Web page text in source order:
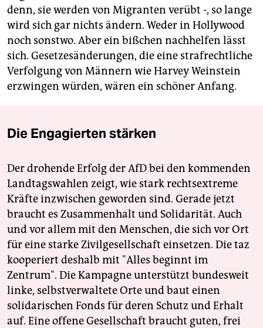
denn, sie werden von Migranten verübt -, so lange
wird sich gar nichts ändern. Weder in Hollywood
noch sonstwo. Aber ein bißchen nachhelfen lässt
sich. Gesetzesänderungen, die eine strafrechtliche
Verfolgung von Männern wie Harvey Weinstein
erzwingen würden, wären ein schöner Anfang.
Die Engagierten stärken
Der drohende Erfolg der AfD bei den kommenden
Landtagswahlen zeigt, wie stark rechtsextreme
Kräfte inzwischen geworden sind. Gerade jetzt
braucht es Zusammenhalt und Solidarität. Auch
und vor allem mit den Menschen, die sich vor Ort
für eine starke Zivilgesellschaft einsetzen. Die taz
kooperiert deshalb mit "Alles beginnt im
Zentrum". Die Kampagne unterstützt bundesweit
linke, selbstverwaltete Orte und baut einen
solidarischen Fonds für deren Schutz und Erhalt
auf. Eine offene Gesellschaft braucht guten, frei